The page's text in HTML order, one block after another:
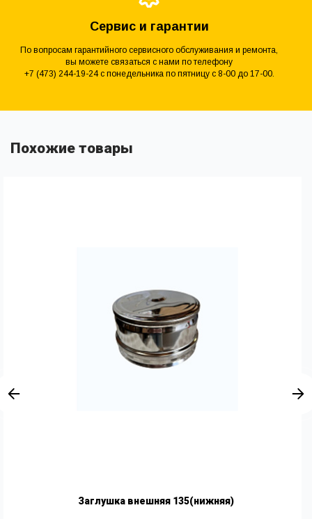
Сервис и гарантии
По вопросам гарантийного сервисного обслуживания и ремонта,
вы можете связаться с нами по телефону
+7 (473) 244-19-24 с понедельника по пятницу с 8-00 до 17-00.
Похожие товары
Заглушка внешняя 135(нижняя)